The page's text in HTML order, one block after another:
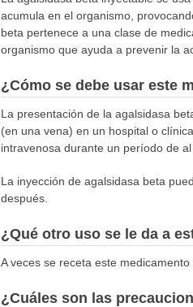
acumula en el organismo,
beta pertenece a una clase de
organismo que ayuda a prevenir la
¿Cómo se debe usar este
La presentación de la agalsidasa
(en una vena) en un hospital o
intravenosa durante un período de
La inyección de agalsidasa beta
después.
¿Qué otro uso se le da a
A veces se receta este
¿Cuáles son las